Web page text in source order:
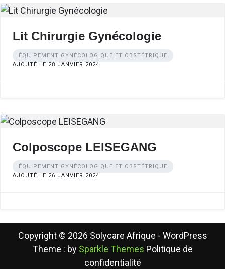
Lit Chirurgie Gynécologie
ÉQUIPEMENT GYNÉCOLOGIQUE ET OBSTÉTRIQUE
AJOUTÉ LE 28 JANVIER 2024
Colposcope LEISEGANG
ÉQUIPEMENT GYNÉCOLOGIQUE ET OBSTÉTRIQUE
AJOUTÉ LE 26 JANVIER 2024
Copyright © 2026 Solycare Afrique - WordPress
Theme : by Sparkle Themes Politique de
confidentialité